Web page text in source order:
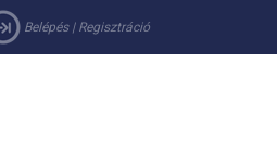
Belépés| Regisztráció